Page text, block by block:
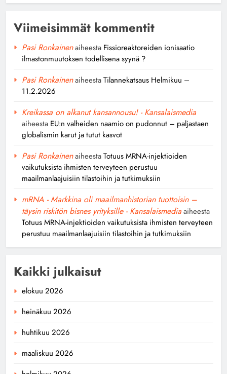
Viimeisimmät kommentit
Pasi Ronkainenaiheesta Fissioreaktoreiden ionisaatio
ilmastonmuutoksen todellisena syynä ?
Pasi RonkainenaiheestaTilannekatsaus Helmikuu –
11.2.2026
Kreikassa on alkanut kansannousu! - Kansalaismedia
aiheesta EU:n valheiden naamio on pudonnut – paljastaen
globalismin karut ja tutut kasvot
Pasi RonkainenaiheestaTotuus MRNA-injektioiden
vaikutuksista ihmisten terveyteen perustuu
maailmanlaajuisiin tilastoihin ja tutkimuksiin
mRNA - Markkina oli maailmanhistorian tuottoisin –
täysin riskitön bisnes yrityksille - Kansalaismediaaiheesta
Totuus MRNA-injektioiden vaikutuksista ihmisten terveyteen
perustuu maailmanlaajuisiin tilastoihin ja tutkimuksiin
Kaikki julkaisut
elokuu 2026
heinäkuu 2026
huhtikuu 2026
maaliskuu 2026